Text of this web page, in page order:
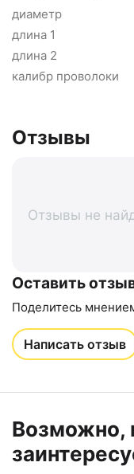
диаметр
длина 1
длина 2
калибр проволоки
Отзывы
Отзывы не
Оставить
Поделитесь
Написать отзыв
Возможно,